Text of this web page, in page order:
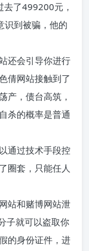
了499200元，
识到被骗，他的
还会引导你进行
倩网站接触到了
产，债台高筑，
杀的概率是普通
通过技术手段控
圈套，只能任人
站和赌博网站泄
子就可以盗取你
的身份证件，进